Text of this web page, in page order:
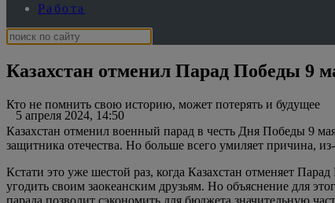
Работа
Казахстан отменил Парад Победы 9
5 апреля 2024, 14:50
Кто не помнить свою историю, может потерять и будущее
Казахстан отменил военный парад в честь Дня Победы 9
защитника отечества. Но больше всего умиляет причина,
Кстати это уже шестой раз, когда Казахстан отменяет
угодить своим заокеанским друзьям. Но объяснение для
парада позволит сэкономить для бюджета значительную